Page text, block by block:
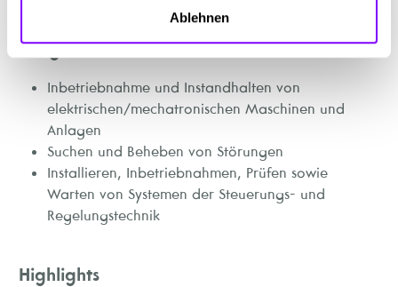
Ablehnen
Tätigkeiten
Inbetriebnahme und Instandhalten von
elektrischen/mechatronischen Maschinen und
Anlagen
Suchen und Beheben von Störungen
Installieren, Inbetriebnahmen, Prüfen sowie
Warten von Systemen der Steuerungs- und
Regelungstechnik
Highlights